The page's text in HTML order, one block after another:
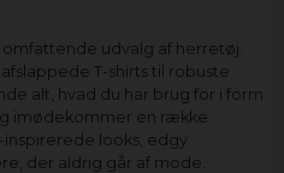
udvalg af herretøj.
T-shirts til robuste
alt, hvad du har brug for i form
imødekommer en række
looks, edgy
der aldrig går af mode.